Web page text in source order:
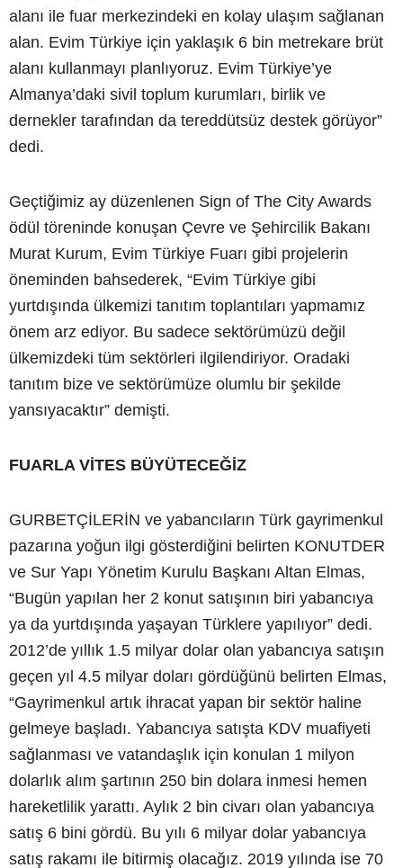
alanı ile fuar merkezindeki en kolay ulaşım sağlanan
alan. Evim Türkiye için yaklaşık 6 bin metrekare brüt
alanı kullanmayı planlıyoruz. Evim Türkiye’ye
Almanya’daki sivil toplum kurumları, birlik ve
dernekler tarafından da tereddütsüz destek görüyor”
dedi.
Geçtiğimiz ay düzenlenen Sign of The City Awards
ödül töreninde konuşan Çevre ve Şehircilik Bakanı
Murat Kurum, Evim Türkiye Fuarı gibi projelerin
öneminden bahsederek, “Evim Türkiye gibi
yurtdışında ülkemizi tanıtım toplantıları yapmamız
önem arz ediyor. Bu sadece sektörümüzü değil
ülkemizdeki tüm sektörleri ilgilendiriyor. Oradaki
tanıtım bize ve sektörümüze olumlu bir şekilde
yansıyacaktır” demişti.
FUARLA VİTES BÜYÜTECEĞİZ
GURBETÇİLERİN ve yabancıların Türk gayrimenkul
pazarına yoğun ilgi gösterdiğini belirten KONUTDER
ve Sur Yapı Yönetim Kurulu Başkanı Altan Elmas,
“Bugün yapılan her 2 konut satışının biri yabancıya
ya da yurtdışında yaşayan Türklere yapılıyor” dedi.
2012’de yıllık 1.5 milyar dolar olan yabancıya satışın
geçen yıl 4.5 milyar doları gördüğünü belirten Elmas,
“Gayrimenkul artık ihracat yapan bir sektör haline
gelmeye başladı. Yabancıya satışta KDV muafiyeti
sağlanması ve vatandaşlık için konulan 1 milyon
dolarlık alım şartının 250 bin dolara inmesi hemen
hareketlilik yarattı. Aylık 2 bin civarı olan yabancıya
satış 6 bini gördü. Bu yılı 6 milyar dolar yabancıya
satış rakamı ile bitirmiş olacağız. 2019 yılında ise 70